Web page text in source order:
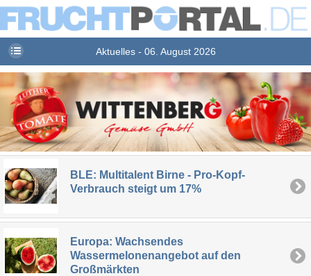
Aktuelles - 06. August 2026
BLE: Multitalent Birne - Pro-Kopf-
Verbrauch steigt um 17%
Europa: Wachsendes
Wassermelonenangebot auf den
Großmärkten